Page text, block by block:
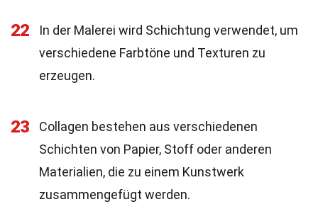
22
In der Malerei wird Schichtung verwendet, um
verschiedene Farbtöne und Texturen zu
erzeugen.
23
Collagen bestehen aus verschiedenen
Schichten von Papier, Stoff oder anderen
Materialien, die zu einem Kunstwerk
zusammengefügt werden.